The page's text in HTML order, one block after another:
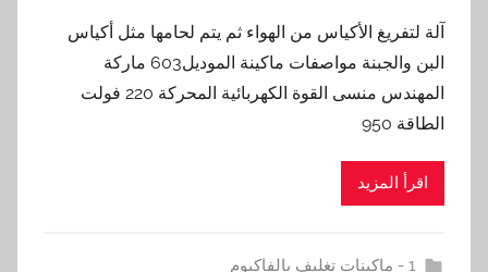
آلة لتفريغ الأكياس من الهواء ثم يتم لحامها مثل أكياس
البن والجبنة مواصفات ماكينة الموديل603 ماركة
المهندس منسى القوة الكهربائية المحركة 220 فولت
الطاقة 950
اقرأ المزيد
1 - ماكينات تغليف بالفاكيوم